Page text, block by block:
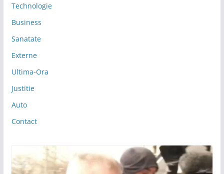
Technologie
Business
Sanatate
Externe
Ultima-Ora
Justitie
Auto
Contact